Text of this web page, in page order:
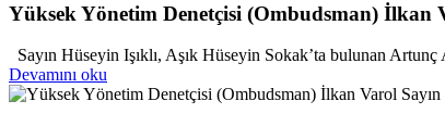
Yüksek Yönetim Denetçisi (Ombudsman) İlkan
Sayın Hüseyin Işıklı, Aşık Hüseyin Sokak’ta bulunan
Devamını oku